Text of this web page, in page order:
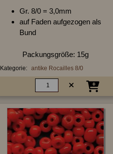
Gr. 8/0 = 3,0mm
auf Faden aufgezogen als
Bund
Packungsgröße: 15g
Kategorie: antike Rocailles 8/0